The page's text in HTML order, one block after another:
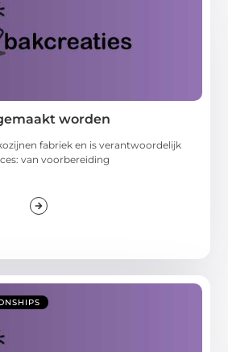
worden
fabriek en is verantwoordelijk
van voorbereiding